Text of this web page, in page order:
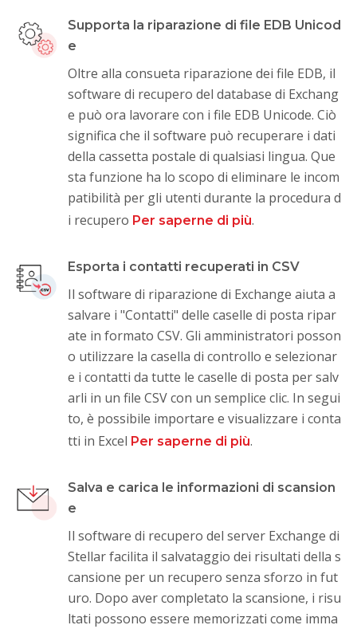
Supporta la riparazione di file EDB Unicod
e
Oltre alla consueta riparazione dei file EDB, il
software di recupero del database di Exchang
e può ora lavorare con i file EDB Unicode. Ciò
significa che il software può recuperare i dati
della cassetta postale di qualsiasi lingua. Que
sta funzione ha lo scopo di eliminare le incom
patibilità per gli utenti durante la procedura d
i recupero Per saperne di più.
Esporta i contatti recuperati in CSV
Il software di riparazione di Exchange aiuta a
salvare i "Contatti" delle caselle di posta ripar
ate in formato CSV. Gli amministratori posson
o utilizzare la casella di controllo e selezionar
e i contatti da tutte le caselle di posta per salv
arli in un file CSV con un semplice clic. In segui
to, è possibile importare e visualizzare i conta
tti in Excel Per saperne di più.
Salva e carica le informazioni di scansion
e
Il software di recupero del server Exchange di
Stellar facilita il salvataggio dei risultati della s
cansione per un recupero senza sforzo in fut
uro. Dopo aver completato la scansione, i risu
ltati possono essere memorizzati come imma